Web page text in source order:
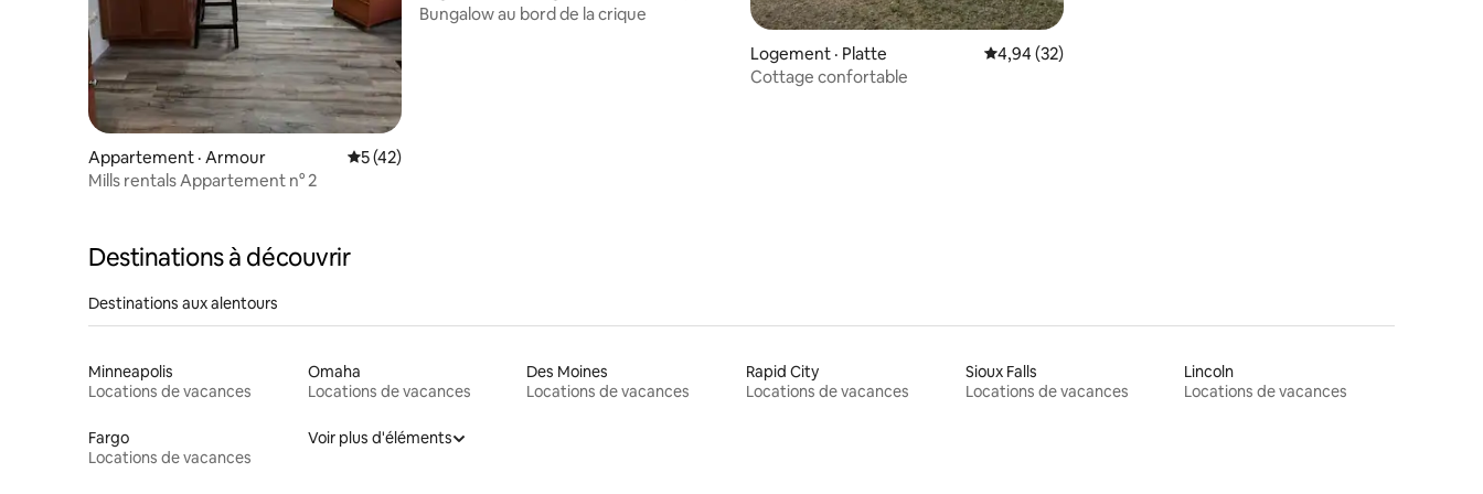
Appartement · Armour Note moyenne de 5 sur 5, 42 commentaires
5 (42)
Mills rentals Appartement n° 2
Bungalow au bord de la crique
Logement · Platte Note moyenne de 4,94 sur 5, 32 commentaires
4,94 (32)
Cottage confortable
Destinations à découvrir
Destinations aux alentours
Minneapolis
Locations de vacances
Omaha
Locations de vacances
Des Moines
Locations de vacances
Rapid City
Locations de vacances
Sioux Falls
Locations de vacances
Lincoln
Locations de vacances
Fargo
Locations de vacances
Voir plus d'éléments